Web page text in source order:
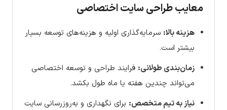
معایب طراحی سایت اختصاصی
هزینه بالا: سرمایه‌گذاری اولیه و هزینه‌های توسعه بسیار
بیشتر است.
زمان‌بندی طولانی: فرایند طراحی و توسعه اختصاصی
می‌تواند چندین هفته یا ماه طول بکشد.
نیاز به تیم متخصص: برای نگهداری و به‌روزرسانی سایت